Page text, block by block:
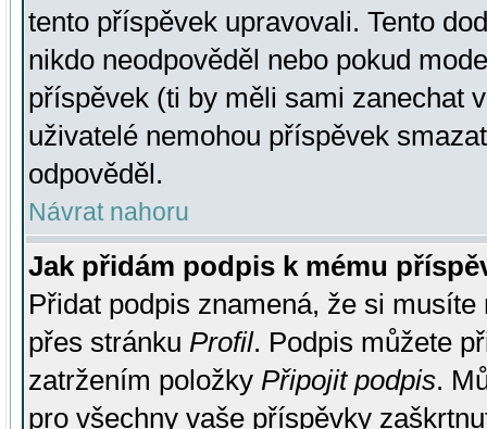
tento příspěvek upravovali. Tento
nikdo neodpověděl nebo pokud
příspěvek (ti by měli sami zanechat
uživatelé nemohou příspěvek
odpověděl.
Návrat nahoru
Jak přidám podpis k mému
Přidat podpis znamená, že si
přes stránku Profil. Podpis můžete
zatržením položky Připojit podpis.
pro všechny vaše příspěvky